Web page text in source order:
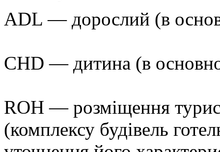
ADL — дорослий (в
CHD — дитина (в
ROH — розміщення
(комплексу будівель